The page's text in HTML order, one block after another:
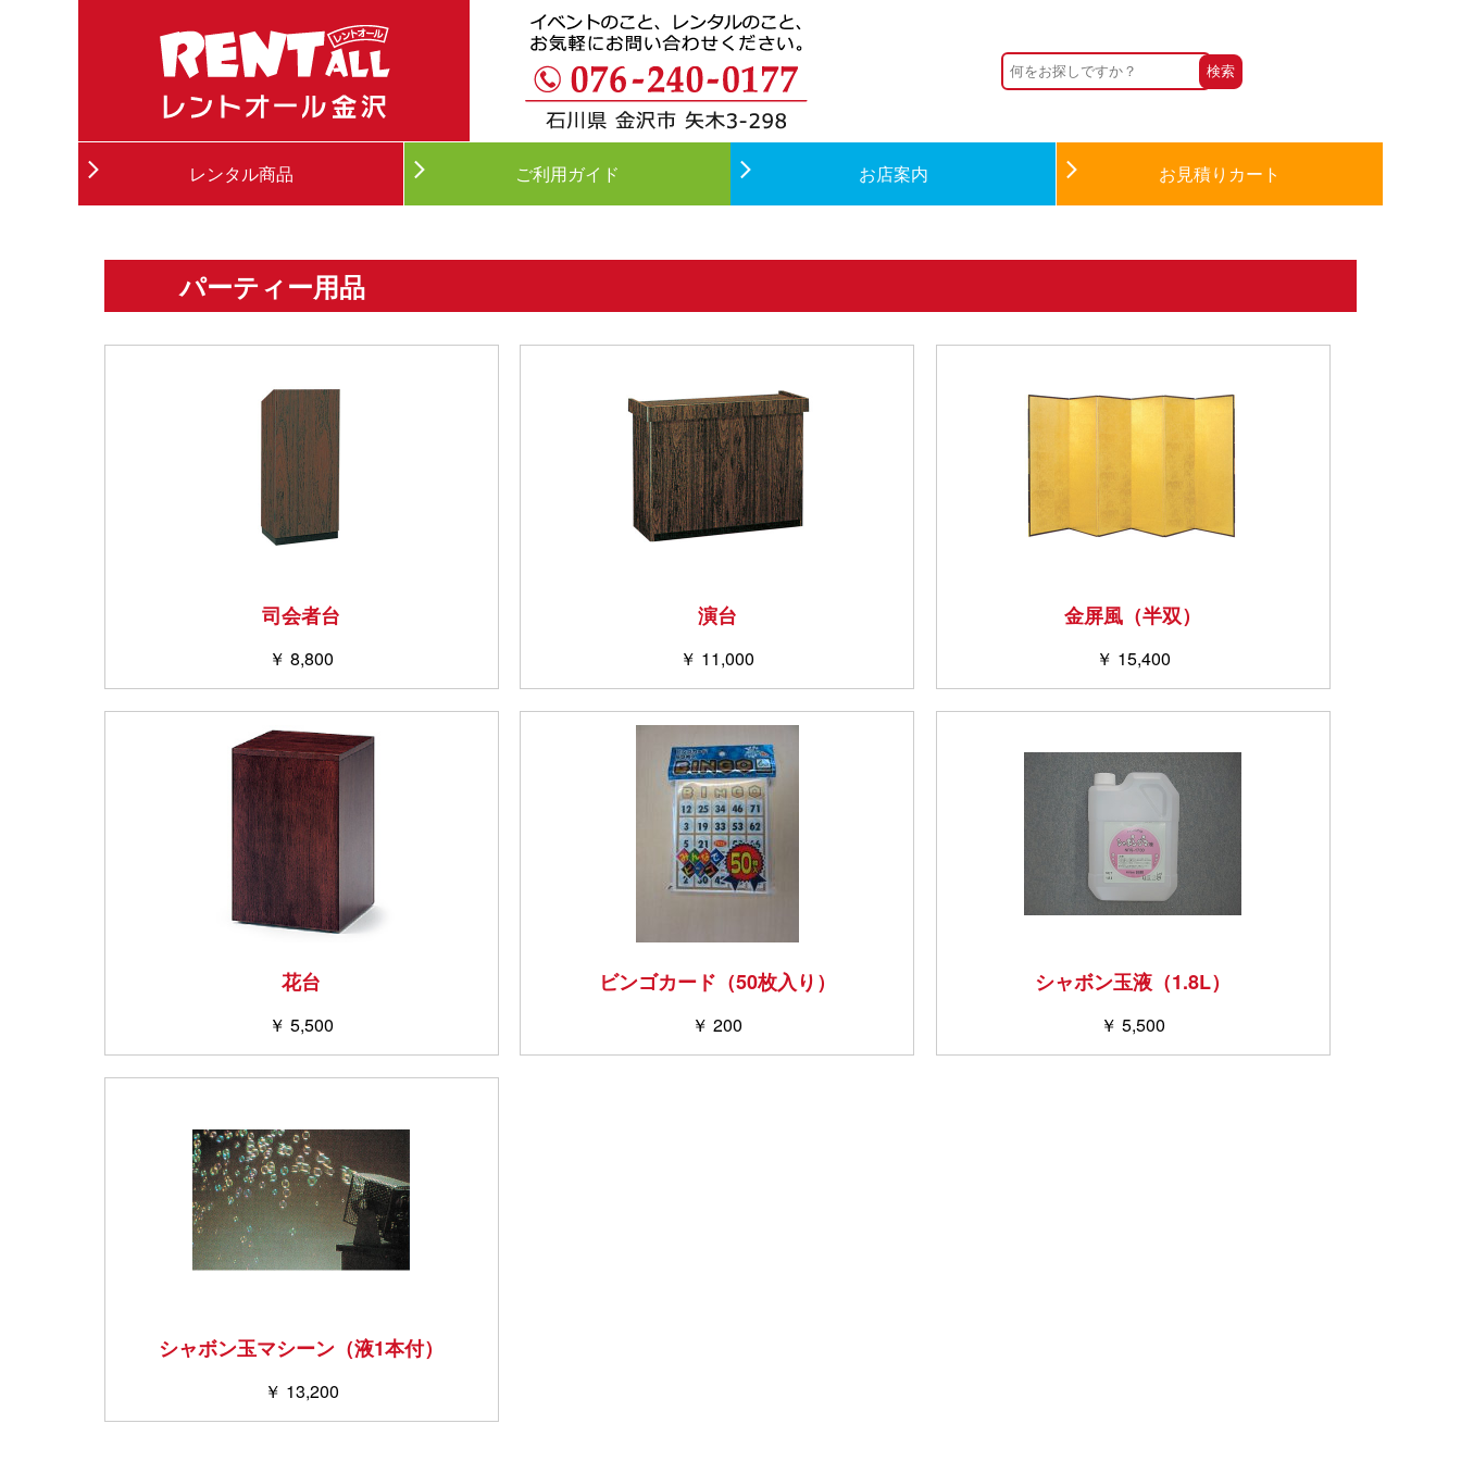
レンタル商品 ご利用ガイド お店案内 お見積りカート
パーティー用品
司会者台
￥ 8,800
演台
￥ 11,000
金屏風（半双）
￥ 15,400
花台
￥ 5,500
ビンゴカード（50枚入り）
￥ 200
シャボン玉液（1.8L）
￥ 5,500
シャボン玉マシーン（液1本付）
￥ 13,200